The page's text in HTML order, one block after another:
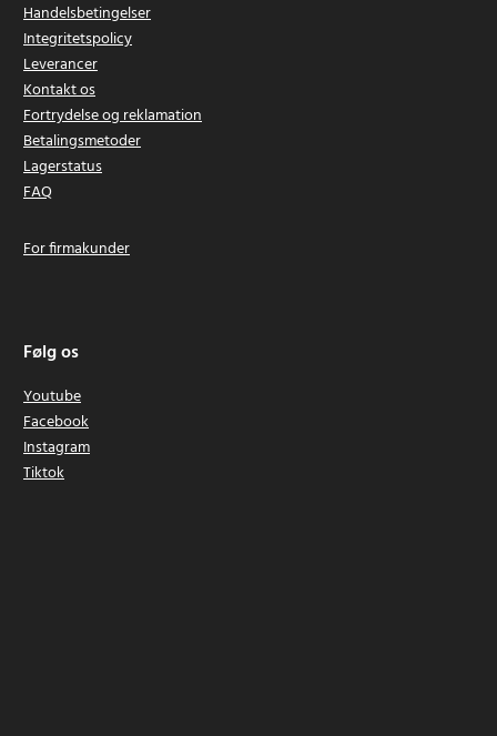
Handelsbetingelser
Integritetspolicy
Leverancer
Kontakt os
Fortrydelse og reklamation
Betalingsmetoder
Lagerstatus
FAQ
For firmakunder
Følg os
Youtube
Facebook
Instagram
Tiktok